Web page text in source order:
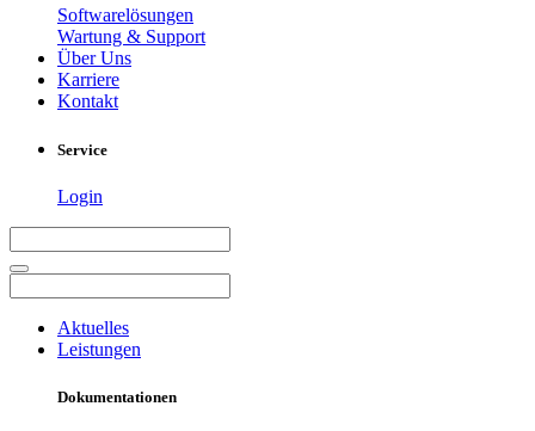
Softwarelösungen
Wartung & Support
Über Uns
Karriere
Kontakt
Service
Login
Aktuelles
Leistungen
Dokumentationen